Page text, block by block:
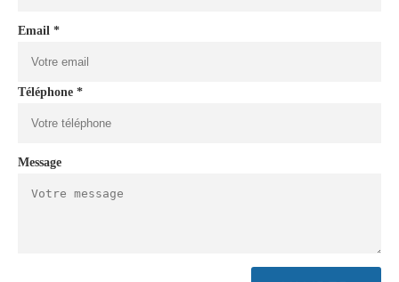
Email *
Téléphone *
Message